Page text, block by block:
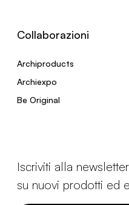
Collaborazioni
Archiproducts
Archiexpo
Be Original
Iscriviti alla
su nuovi prodotti ed